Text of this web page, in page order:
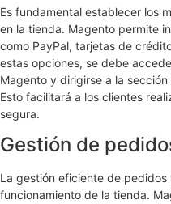
Es fundamental establecer los
en la tienda. Magento permite
como PayPal, tarjetas de
estas opciones, se debe
Magento y dirigirse a la sección
Esto facilitará a los clientes
segura.
Gestión de
La gestión eficiente de
funcionamiento de la tienda.